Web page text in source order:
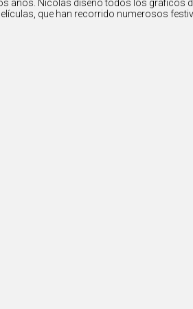
años. Nicolas diseñó todos los gráficos
que han recorrido numerosos